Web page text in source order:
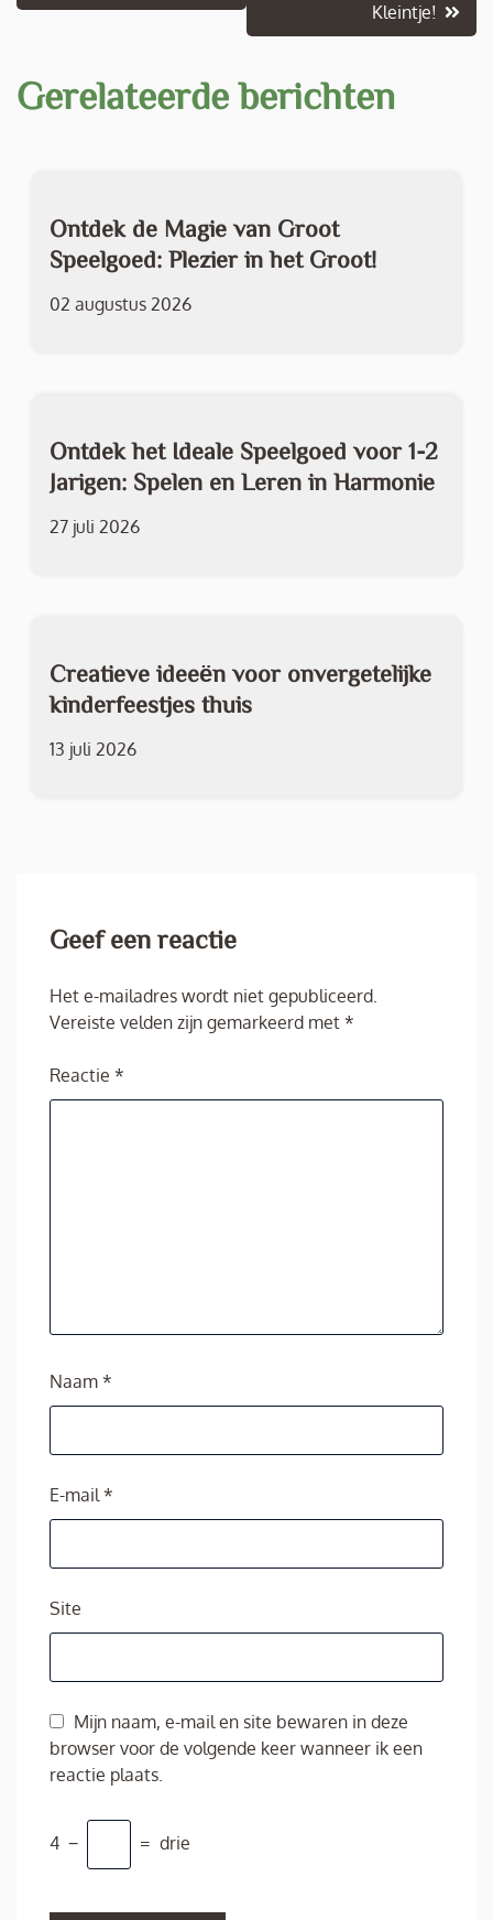
Kleintje!
Gerelateerde berichten
Ontdek de Magie van Groot
Speelgoed: Plezier in het Groot!
02 augustus 2026
Ontdek het Ideale Speelgoed voor 1-2
Jarigen: Spelen en Leren in Harmonie
27 juli 2026
Creatieve ideeën voor onvergetelijke
kinderfeestjes thuis
13 juli 2026
Geef een reactie
Het e-mailadres wordt niet gepubliceerd.
Vereiste velden zijn gemarkeerd met *
Reactie *
Naam *
E-mail *
Site
Mijn naam, e-mail en site bewaren in deze
browser voor de volgende keer wanneer ik een
reactie plaats.
4 − = drie